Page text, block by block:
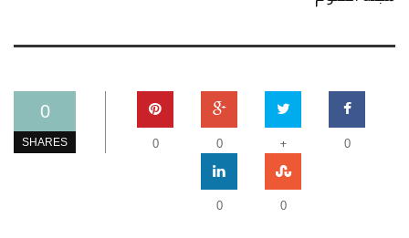
0
SHARES 0
+
0
0
0
0